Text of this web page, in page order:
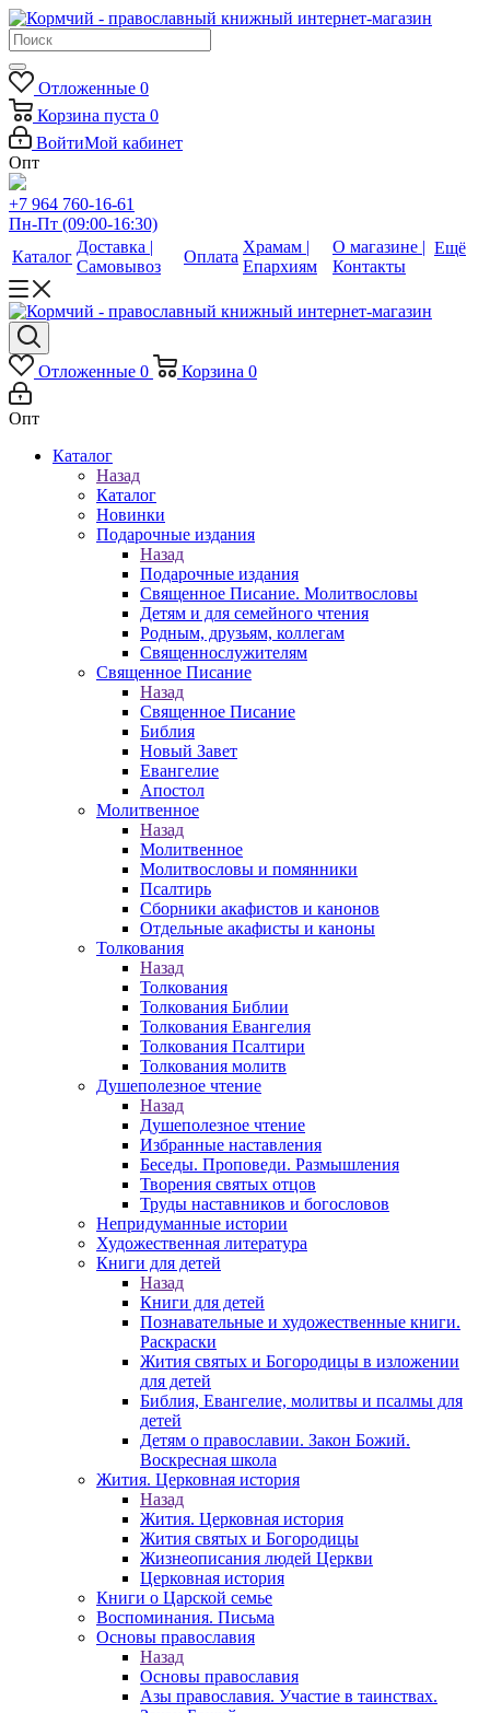
Отложенные 0
Корзина пуста 0
ВойтиМой кабинет
Опт
+7 964 760-16-61
Пн-Пт (09:00-16:30)
Каталог
Доставка |
Самовывоз
Оплата
Храмам |
Епархиям
О магазине |
Контакты
Ещё
Отложенные 0 Корзина 0
Опт
Каталог
Назад
Каталог
Новинки
Подарочные издания
Назад
Подарочные издания
Священное Писание. Молитвословы
Детям и для семейного чтения
Родным, друзьям, коллегам
Священнослужителям
Священное Писание
Назад
Священное Писание
Библия
Новый Завет
Евангелие
Апостол
Молитвенное
Назад
Молитвенное
Молитвословы и помянники
Псалтирь
Сборники акафистов и канонов
Отдельные акафисты и каноны
Толкования
Назад
Толкования
Толкования Библии
Толкования Евангелия
Толкования Псалтири
Толкования молитв
Душеполезное чтение
Назад
Душеполезное чтение
Избранные наставления
Беседы. Проповеди. Размышления
Творения святых отцов
Труды наставников и богословов
Непридуманные истории
Художественная литература
Книги для детей
Назад
Книги для детей
Познавательные и художественные книги.
Раскраски
Жития святых и Богородицы в изложении
для детей
Библия, Евангелие, молитвы и псалмы для
детей
Детям о православии. Закон Божий.
Воскресная школа
Жития. Церковная история
Назад
Жития. Церковная история
Жития святых и Богородицы
Жизнеописания людей Церкви
Церковная история
Книги о Царской семье
Воспоминания. Письма
Основы православия
Назад
Основы православия
Азы православия. Участие в таинствах.